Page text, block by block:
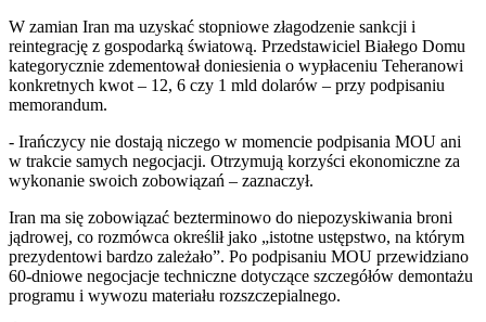
W zamian Iran ma uzyskać stopniowe złagodzenie sankcji i
reintegrację z gospodarką światową. Przedstawiciel Białego Domu
kategorycznie zdementował doniesienia o wypłaceniu Teheranowi
konkretnych kwot – 12, 6 czy 1 mld dolarów – przy podpisaniu
memorandum.
- Irańczycy nie dostają niczego w momencie podpisania MOU ani
w trakcie samych negocjacji. Otrzymują korzyści ekonomiczne za
wykonanie swoich zobowiązań – zaznaczył.
Iran ma się zobowiązać bezterminowo do niepozyskiwania broni
jądrowej, co rozmówca określił jako „istotne ustępstwo, na którym
prezydentowi bardzo zależało”. Po podpisaniu MOU przewidziano
60-dniowe negocjacje techniczne dotyczące szczegółów demontażu
programu i wywozu materiału rozszczepialnego.